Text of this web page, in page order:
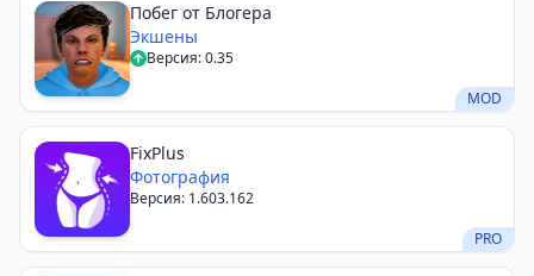
Побег от Блогера
Экшены
Версия: 0.35
MOD
FixPlus
Фотография
Версия: 1.603.162
PRO